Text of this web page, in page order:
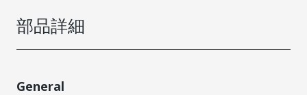
部品詳細
General